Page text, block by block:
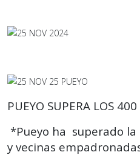
PUEYO SUPERA LOS
*Pueyo ha superado
y vecinas